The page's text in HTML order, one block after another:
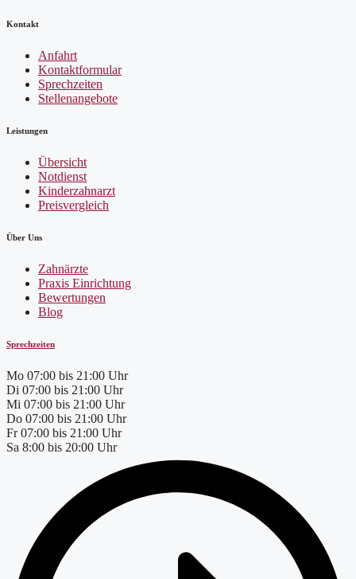
Kontakt
Anfahrt
Kontaktformular
Sprechzeiten
Stellenangebote
Leistungen
Übersicht
Notdienst
Kinderzahnarzt
Preisvergleich
Über Uns
Zahnärzte
Praxis Einrichtung
Bewertungen
Blog
Sprechzeiten
Mo 07:00 bis 21:00 Uhr
Di 07:00 bis 21:00 Uhr
Mi 07:00 bis 21:00 Uhr
Do 07:00 bis 21:00 Uhr
Fr 07:00 bis 21:00 Uhr
Sa 8:00 bis 20:00 Uhr